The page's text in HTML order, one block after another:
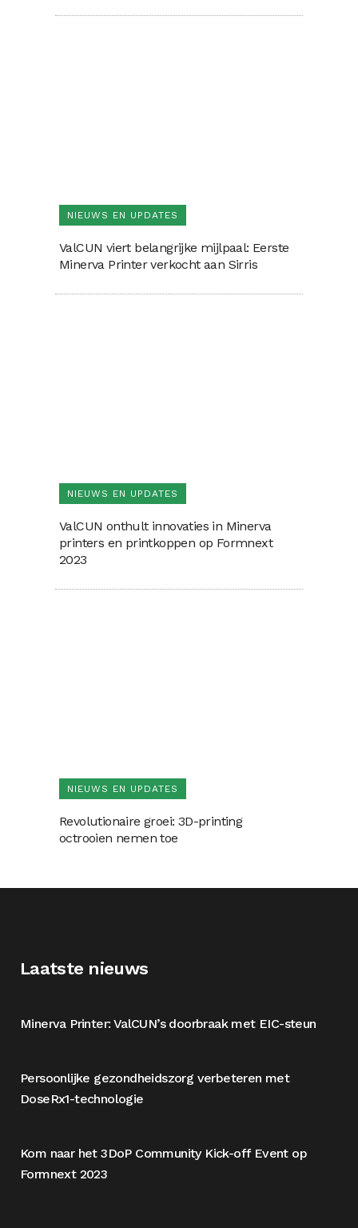
NIEUWS EN UPDATES
ValCUN viert belangrijke mijlpaal: Eerste
Minerva Printer verkocht aan Sirris
NIEUWS EN UPDATES
ValCUN onthult innovaties in Minerva
printers en printkoppen op Formnext
2023
NIEUWS EN UPDATES
Revolutionaire groei: 3D-printing
octrooien nemen toe
Laatste nieuws
Minerva Printer: ValCUN’s doorbraak met EIC-steun
Persoonlijke gezondheidszorg verbeteren met
DoseRx1-technologie
Kom naar het 3DoP Community Kick-off Event op
Formnext 2023